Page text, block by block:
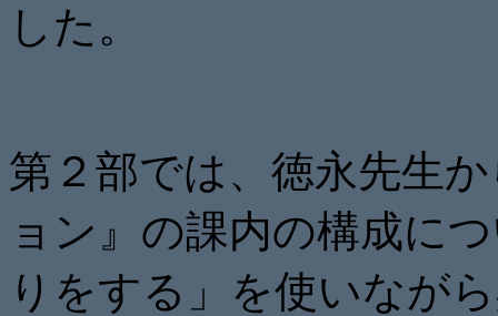
した。
第２部では、徳永先生
ョン』の課内の構成に
りをする」を使いなが